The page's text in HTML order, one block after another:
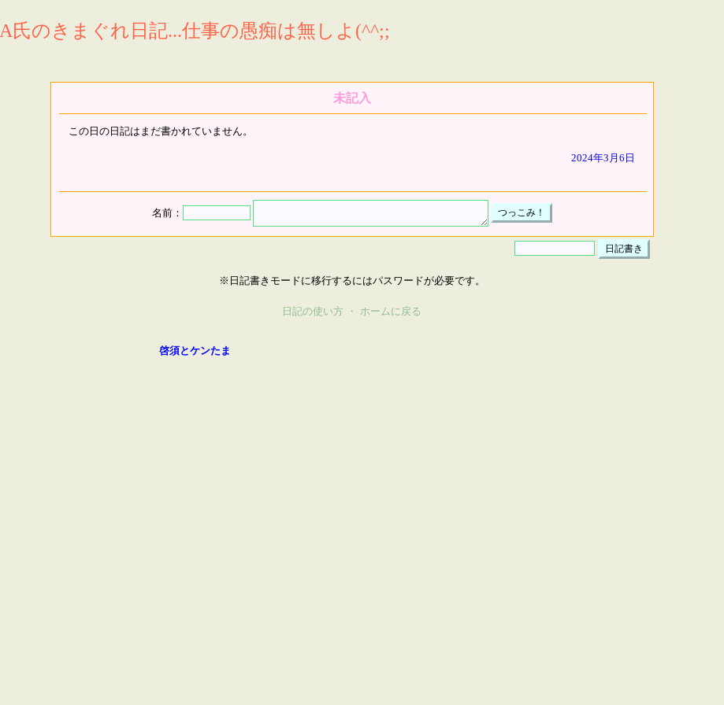
A氏のきまぐれ日記...仕事の愚痴は無しよ(^^;;
未記入
この日の日記はまだ書かれていません。
2024年3月6日
名前：
※日記書きモードに移行するにはパスワードが必要です。
日記の使い方 ・ ホームに戻る
啓須とケンたま